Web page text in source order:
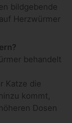
bildgebende
Herzwürmer
behandelt
Katze die
kommt,
Dosen